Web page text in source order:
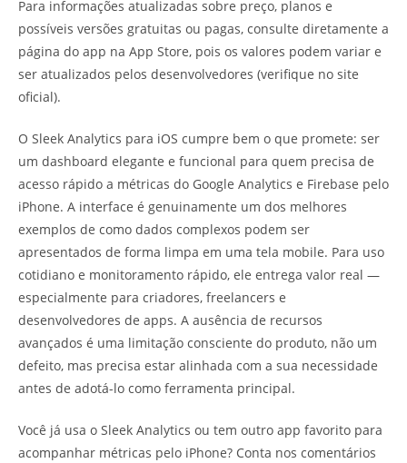
Para informações atualizadas sobre preço, planos e
possíveis versões gratuitas ou pagas, consulte diretamente a
página do app na App Store, pois os valores podem variar e
ser atualizados pelos desenvolvedores (verifique no site
oficial).
O Sleek Analytics para iOS cumpre bem o que promete: ser
um dashboard elegante e funcional para quem precisa de
acesso rápido a métricas do Google Analytics e Firebase pelo
iPhone. A interface é genuinamente um dos melhores
exemplos de como dados complexos podem ser
apresentados de forma limpa em uma tela mobile. Para uso
cotidiano e monitoramento rápido, ele entrega valor real —
especialmente para criadores, freelancers e
desenvolvedores de apps. A ausência de recursos
avançados é uma limitação consciente do produto, não um
defeito, mas precisa estar alinhada com a sua necessidade
antes de adotá-lo como ferramenta principal.
Você já usa o Sleek Analytics ou tem outro app favorito para
acompanhar métricas pelo iPhone? Conta nos comentários